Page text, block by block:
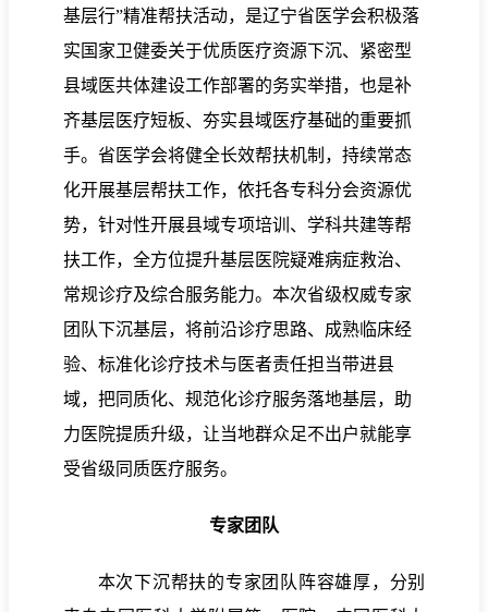
基层行”精准帮扶活动，是辽宁省医学会积极落
实国家卫健委关于优质医疗资源下沉、紧密型
县域医共体建设工作部署的务实举措，也是补
齐基层医疗短板、夯实县域医疗基础的重要抓
手。省医学会将健全长效帮扶机制，持续常态
化开展基层帮扶工作，依托各专科分会资源优
势，针对性开展县域专项培训、学科共建等帮
扶工作，全方位提升基层医院疑难病症救治、
常规诊疗及综合服务能力。本次省级权威专家
团队下沉基层，将前沿诊疗思路、成熟临床经
验、标准化诊疗技术与医者责任担当带进县
域，把同质化、规范化诊疗服务落地基层，助
力医院提质升级，让当地群众足不出户就能享
受省级同质医疗服务。
专家团队
本次下沉帮扶的专家团队阵容雄厚，分别